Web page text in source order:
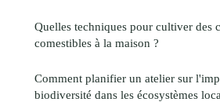
Quelles techniques pour cultiver des
comestibles à la maison ?
Comment planifier un atelier sur
biodiversité dans les écosystèmes